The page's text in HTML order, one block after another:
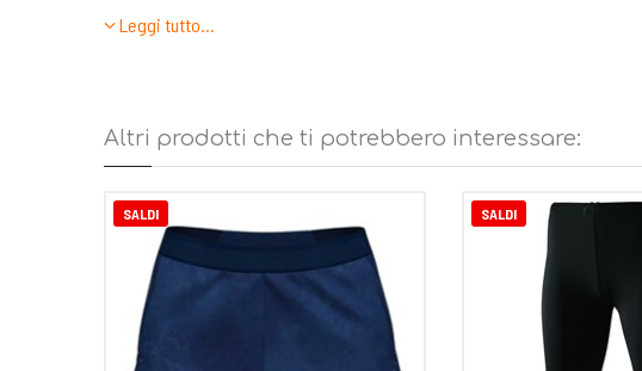
• Dotato di 4 tasche laterali per riporre in sicurezza quanto serve per le
• Capo ideale per varie attività outdoor running e tempo libero
Leggi tutto…
Altri prodotti che ti potrebbero interessare:
SALDI SALDI